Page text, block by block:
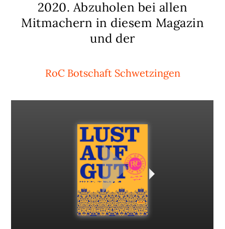
2020. Abzuholen bei allen
Mitmachern in diesem Magazin
und der
RoC Botschaft Schwetzingen